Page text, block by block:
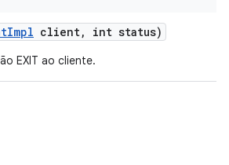
Impl client, int status)
EXIT ao cliente.